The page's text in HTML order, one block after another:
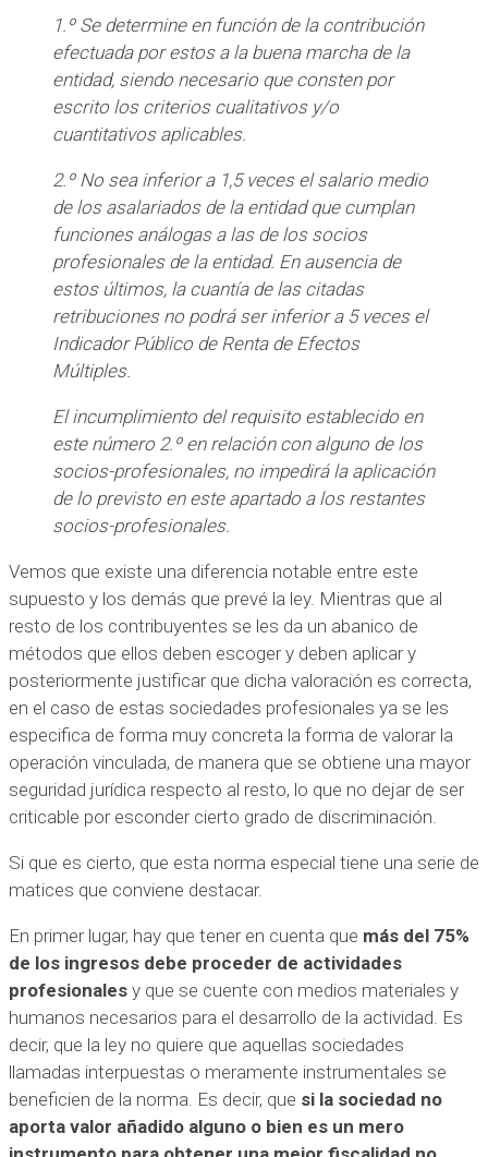
1.º Se determine en función de la contribución
efectuada por estos a la buena marcha de la
entidad, siendo necesario que consten por
escrito los criterios cualitativos y/o
cuantitativos aplicables.
2.º No sea inferior a 1,5 veces el salario medio
de los asalariados de la entidad que cumplan
funciones análogas a las de los socios
profesionales de la entidad. En ausencia de
estos últimos, la cuantía de las citadas
retribuciones no podrá ser inferior a 5 veces el
Indicador Público de Renta de Efectos
Múltiples.
El incumplimiento del requisito establecido en
este número 2.º en relación con alguno de los
socios-profesionales, no impedirá la aplicación
de lo previsto en este apartado a los restantes
socios-profesionales.
Vemos que existe una diferencia notable entre este
supuesto y los demás que prevé la ley. Mientras que al
resto de los contribuyentes se les da un abanico de
métodos que ellos deben escoger y deben aplicar y
posteriormente justificar que dicha valoración es correcta,
en el caso de estas sociedades profesionales ya se les
especifica de forma muy concreta la forma de valorar la
operación vinculada, de manera que se obtiene una mayor
seguridad jurídica respecto al resto, lo que no dejar de ser
criticable por esconder cierto grado de discriminación.
Si que es cierto, que esta norma especial tiene una serie de
matices que conviene destacar.
En primer lugar, hay que tener en cuenta que más del 75%
de los ingresos debe proceder de actividades
profesionales y que se cuente con medios materiales y
humanos necesarios para el desarrollo de la actividad. Es
decir, que la ley no quiere que aquellas sociedades
llamadas interpuestas o meramente instrumentales se
beneficien de la norma. Es decir, que si la sociedad no
aporta valor añadido alguno o bien es un mero